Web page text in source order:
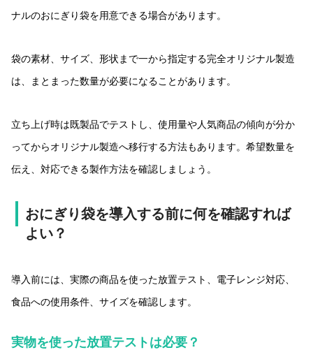
ナルのおにぎり袋を用意できる場合があります。
袋の素材、サイズ、形状まで一から指定する完全オリジナル製造
は、まとまった数量が必要になることがあります。
立ち上げ時は既製品でテストし、使用量や人気商品の傾向が分か
ってからオリジナル製造へ移行する方法もあります。希望数量を
伝え、対応できる製作方法を確認しましょう。
おにぎり袋を導入する前に何を確認すれば
よい？
導入前には、実際の商品を使った放置テスト、電子レンジ対応、
食品への使用条件、サイズを確認します。
実物を使った放置テストは必要？